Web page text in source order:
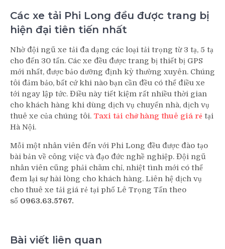
Các xe tải Phi Long đều được trang bị
hiện đại tiên tiến nhất
Nhờ đội ngũ xe tải đa dạng các loại tải trọng từ 3 tạ, 5 tạ
cho đến 30 tấn. Các xe đều được trang bị thiết bị GPS
mới nhất, được bảo dưỡng định kỳ thường xuyên. Chúng
tôi đảm bảo, bất cứ khi nào bạn cần đều có thể điều xe
tới ngay lập tức. Điều này tiết kiệm rất nhiều thời gian
cho khách hàng khi dùng dịch vụ chuyển nhà, dịch vụ
thuê xe của chúng tôi. Taxi tải chở hàng thuê giá rẻ tại
Hà Nội.
Mỗi một nhân viên đến với Phi Long đều được đào tạo
bài bản về công việc và đạo đức nghề nghiệp. Đội ngũ
nhân viên cũng phải chăm chỉ, nhiệt tình mới có thể
đem lại sự hài lòng cho khách hàng. Liên hệ dịch vụ
cho thuê xe tải giá rẻ tại phố Lê Trọng Tấn theo
số 0963.63.5767.
Bài viết liên quan